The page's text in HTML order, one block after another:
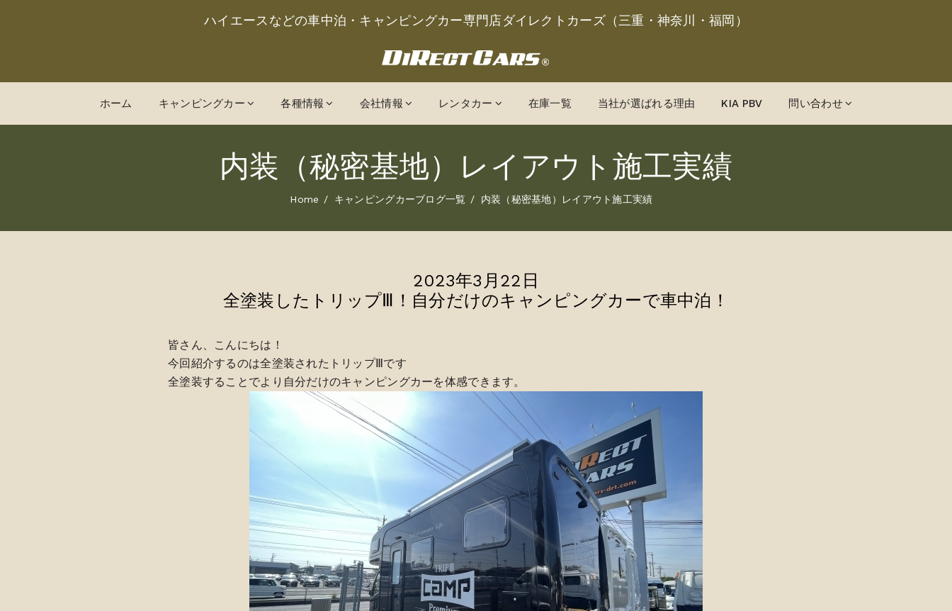
ハイエースなどの車中泊・キャンピングカー専門店ダイレクトカーズ（三重・神奈川・福岡）
ホーム キャンピングカー 各種情報 会社情報 レンタカー 在庫一覧 当社が選ばれる理由 KIA PBV 問い合わせ
内装（秘密基地）レイアウト施工実績
Home キャンピングカーブログ一覧 内装（秘密基地）レイアウト施工実績
2023年3月22日
全塗装したトリップⅢ！自分だけのキャンピングカーで車中泊！
皆さん、こんにちは！
今回紹介するのは全塗装されたトリップⅢです
全塗装することでより自分だけのキャンピングカーを体感できます。